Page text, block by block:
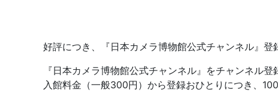
好評につき、『日本カメラ博物館公式チャンネル』
『日本カメラ博物館公式チャンネル』をチャンネル登
入館料金（一般300円）から登録おひとりにつき、